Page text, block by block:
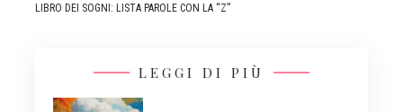
LIBRO DEI SOGNI: LISTA PAROLE CON LA “Z”
LEGGI DI PIÙ